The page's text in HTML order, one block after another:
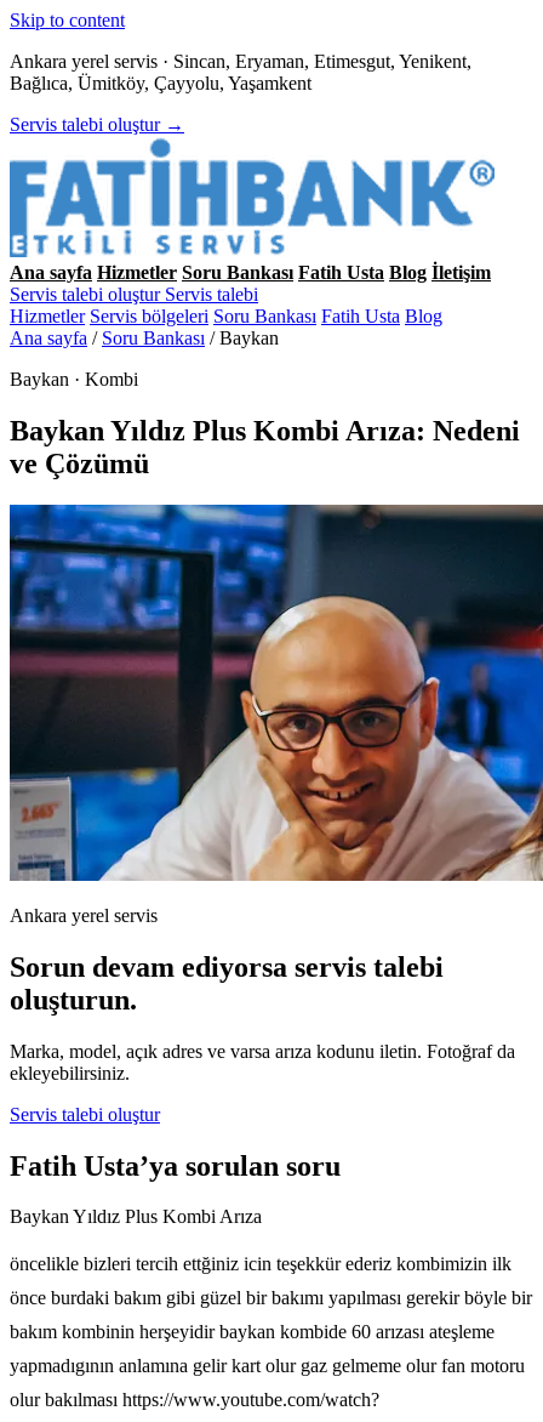
Skip to content
Ankara yerel servis · Sincan, Eryaman, Etimesgut, Yenikent,
Bağlıca, Ümitköy, Çayyolu, Yaşamkent
Servis talebi oluştur →
Ana sayfa Hizmetler Soru Bankası Fatih Usta Blog İletişim
Servis talebi oluştur Servis talebi
Hizmetler Servis bölgeleri Soru Bankası Fatih Usta Blog
Ana sayfa / Soru Bankası / Baykan
Baykan · Kombi
Baykan Yıldız Plus Kombi Arıza: Nedeni
ve Çözümü
Ankara yerel servis
Sorun devam ediyorsa servis talebi
oluşturun.
Marka, model, açık adres ve varsa arıza kodunu iletin. Fotoğraf da
ekleyebilirsiniz.
Servis talebi oluştur
Fatih Usta’ya sorulan soru
Baykan Yıldız Plus Kombi Arıza
öncelikle bizleri tercih ettğiniz icin teşekkür ederiz kombimizin ilk
önce burdaki bakım gibi güzel bir bakımı yapılması gerekir böyle bir
bakım kombinin herşeyidir baykan kombide 60 arızası ateşleme
yapmadıgının anlamına gelir kart olur gaz gelmeme olur fan motoru
olur bakılması https://www.youtube.com/watch?